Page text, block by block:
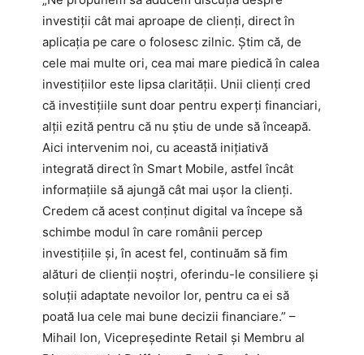
investiții cât mai aproape de clienți, direct în
aplicația pe care o folosesc zilnic. Știm că, de
cele mai multe ori, cea mai mare piedică în calea
investițiilor este lipsa clarității. Unii clienți cred
că investițiile sunt doar pentru experți financiari,
alții ezită pentru că nu știu de unde să înceapă.
Aici intervenim noi, cu această inițiativă
integrată direct în Smart Mobile, astfel încât
informațiile să ajungă cât mai ușor la clienți.
Credem că acest conținut digital va începe să
schimbe modul în care românii percep
investițiile și, în acest fel, continuăm să fim
alături de clienții noștri, oferindu-le consiliere și
soluții adaptate nevoilor lor, pentru ca ei să
poată lua cele mai bune decizii financiare.” –
Mihail Ion, Vicepreședinte Retail și Membru al